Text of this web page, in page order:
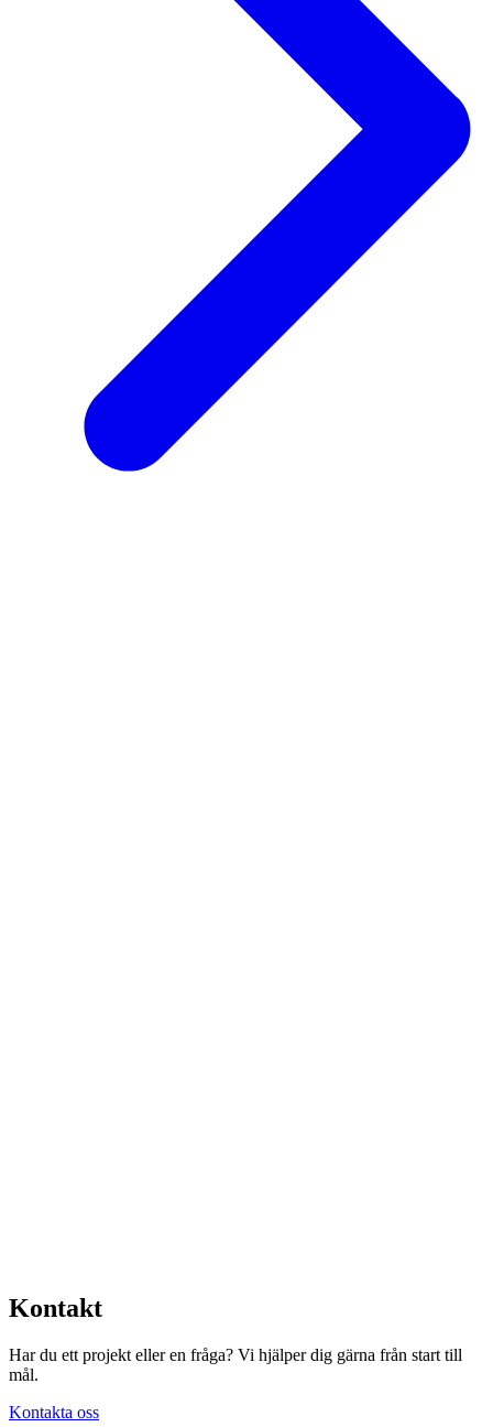
Kontakt
Har du ett projekt eller en fråga? Vi hjälper dig gärna från start till
mål.
Kontakta oss